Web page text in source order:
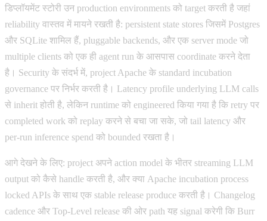
डिप्लॉयमेंट स्टोरी उन production environments को target करती है जहां
reliability वास्तव में मायने रखती है: persistent state stores जिसमें Postgres
और SQLite शामिल हैं, pluggable backends, और एक server mode जो
multiple clients को एक ही agent run के आसपास coordinate करने देता
है। Security के संदर्भ में, project Apache के standard incubation
governance पर निर्भर करती है। Latency profile underlying LLM calls
से inherit होती है, लेकिन runtime को engineered किया गया है कि retry पर
completed work को replay करने से बचा जा सके, जो tail latency और
per-run inference spend को bounded रखता है।
आगे देखने के लिए: project अपने action model के भीतर streaming LLM
output को कैसे handle करती है, और क्या Apache incubation process
locked APIs के साथ एक stable release produce करती है। Changelog
cadence और Top-Level release की ओर path यह signal करेगी कि Burr